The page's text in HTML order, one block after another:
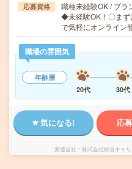
応募資格
職種未経験OK / ブラ
◆未経験OK！〇まず
で気軽にオンライ
職場の雰囲気
年齢層
20代
30代
気になる! 応
派遣会社 株式会社綜合キャ